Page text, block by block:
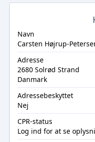
Navn
Carsten Højrup-
Adresse
2680 Solrød Strand
Danmark
Adressebeskyttet
Nej
CPR-status
Log ind for at se